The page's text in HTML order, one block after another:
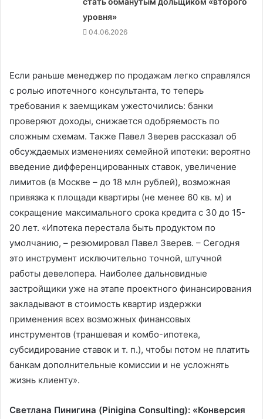
уровня»
04.06.2026
Если раньше менеджер по продажам легко справлялся
с ролью ипотечного консультанта, то теперь
требования к заемщикам ужесточились: банки
проверяют доходы, снижается одобряемость по
сложным схемам. Также Павел Зверев рассказал об
обсуждаемых изменениях семейной ипотеки: вероятно
введение дифференцированных ставок, увеличение
лимитов (в Москве – до 18 млн рублей), возможная
привязка к площади квартиры (не менее 60 кв. м) и
сокращение максимального срока кредита с 30 до 15-
20 лет. «Ипотека перестала быть продуктом по
умолчанию, – резюмировал Павел Зверев. – Сегодня
это инструмент исключительно точной, штучной
работы девелопера. Наиболее дальновидные
застройщики уже на этапе проектного финансирования
закладывают в стоимость квартир издержки
применения всех возможных финансовых
инструментов (траншевая и комбо-ипотека,
субсидирование ставок и т. п.), чтобы потом не платить
банкам дополнительные комиссии и не усложнять
жизнь клиенту».
Светлана Пинигина (Pinigina Consulting): «Конверсия